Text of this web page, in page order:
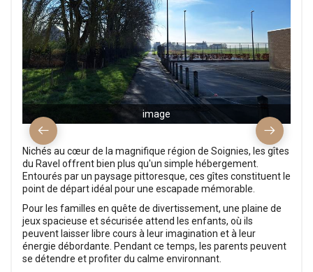
image
Nichés au cœur de la magnifique région de Soignies, les gîtes
du Ravel offrent bien plus qu'un simple hébergement.
Entourés par un paysage pittoresque, ces gîtes constituent le
point de départ idéal pour une escapade mémorable.
Pour les familles en quête de divertissement, une plaine de
jeux spacieuse et sécurisée attend les enfants, où ils
peuvent laisser libre cours à leur imagination et à leur
énergie débordante. Pendant ce temps, les parents peuvent
se détendre et profiter du calme environnant.